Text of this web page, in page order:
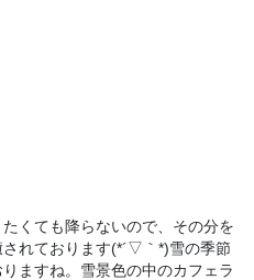
くても降らないので、その分を
れております(*´▽｀*)雪の季節
ますね。雪景色の中のカフェラ